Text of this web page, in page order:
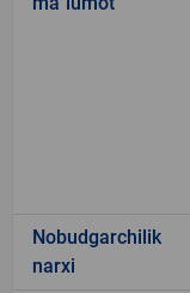
Nobudgarchilik
narxi